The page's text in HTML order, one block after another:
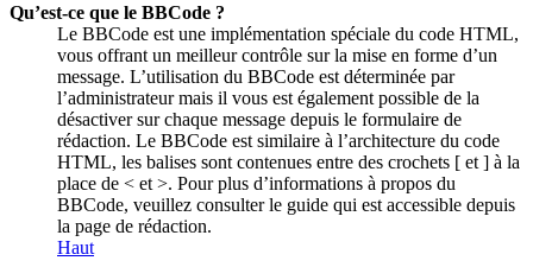
Qu’est-ce que le BBCode ?
Le BBCode est une implémentation spéciale du code HTML,
vous offrant un meilleur contrôle sur la mise en forme d’un
message. L’utilisation du BBCode est déterminée par
l’administrateur mais il vous est également possible de la
désactiver sur chaque message depuis le formulaire de
rédaction. Le BBCode est similaire à l’architecture du code
HTML, les balises sont contenues entre des crochets [ et ] à la
place de < et >. Pour plus d’informations à propos du
BBCode, veuillez consulter le guide qui est accessible depuis
la page de rédaction.
Haut